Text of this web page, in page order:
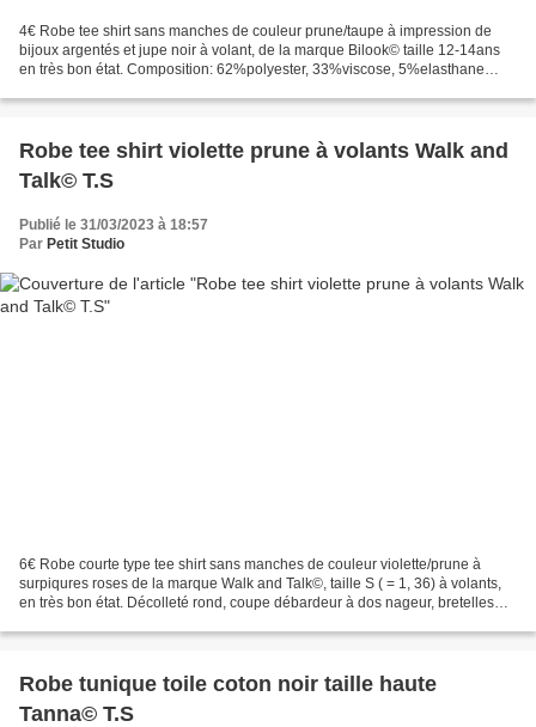
4€ Robe tee shirt sans manches de couleur prune/taupe à impression de
bijoux argentés et jupe noir à volant, de la marque Bilook© taille 12-14ans
en très bon état. Composition: 62%polyester, 33%viscose, 5%elasthane
Robe tee shirt violette prune à volants Walk and
Talk© T.S
Publié le 31/03/2023 à 18:57
Par Petit Studio
6€ Robe courte type tee shirt sans manches de couleur violette/prune à
surpiqures roses de la marque Walk and Talk©, taille S ( = 1, 36) à volants,
en très bon état. Décolleté rond, coupe débardeur à dos nageur, bretelles
Robe tunique toile coton noir taille haute
Tanna© T.S